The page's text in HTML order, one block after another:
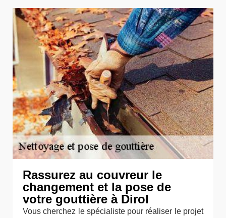
Rassurez au couvreur le
changement et la pose de
votre gouttière à Dirol
Vous cherchez le spécialiste pour réaliser le projet